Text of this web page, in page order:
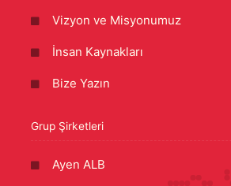
Vizyon ve Misyonumuz
İnsan Kaynakları
Bize Yazın
Grup Şirketleri
Ayen ALB